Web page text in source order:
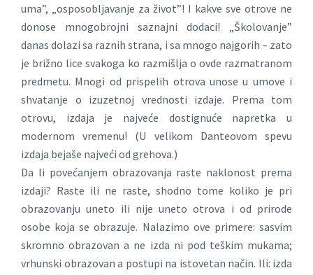
uma”, „osposobljavanje za život”! I kakve sve otrove ne
donose mnogobrojni saznajni dodaci! „Školovanje”
danas dolazi sa raznih strana, i sa mnogo najgorih – zato
je brižno lice svakoga ko razmišlja o ovde razmatranom
predmetu. Mnogi od prispelih otrova unose u umove i
shvatanje o izuzetnoj vrednosti izdaje. Prema tom
otrovu, izdaja je najveće dostignuće napretka u
modernom vremenu! (U velikom Danteovom spevu
izdaja bejaše najveći od grehova.)
Da li povećanjem obrazovanja raste naklonost prema
izdaji? Raste ili ne raste, shodno tome koliko je pri
obrazovanju uneto ili nije uneto otrova i od prirode
osobe koja se obrazuje. Nalazimo ove primere: sasvim
skromno obrazovan a ne izda ni pod teškim mukama;
vrhunski obrazovan a postupi na istovetan način. Ili: izda